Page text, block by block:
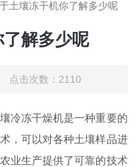
土壤冻干机你了解多少呢
解多少呢
击次数：2110
冻干燥机是一种重要的
，可以对各种土壤样品进
业生产提供了可靠的技术